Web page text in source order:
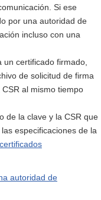
Si ese
por una autoridad de
incluso con una
certificado firmado,
de solicitud de firma
al mismo tiempo
de la clave y la CSR que
especificaciones de la
autoridad de